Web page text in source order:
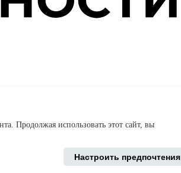
Продолжая использовать этот сайт, вы
Настроить предпочтения